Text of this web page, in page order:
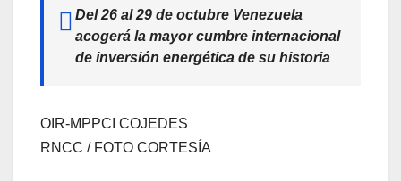
Del 26 al 29 de octubre Venezuela
acogerá la mayor cumbre internacional
de inversión energética de su historia
OIR-MPPCI COJEDES
RNCC / FOTO CORTESÍA